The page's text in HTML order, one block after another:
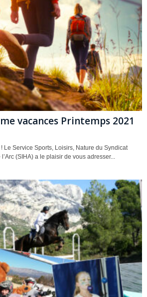
vacances Printemps 2021
Le Service Sports, Loisirs, Nature du Syndicat
(SIHA) a le plaisir de vous adresser...